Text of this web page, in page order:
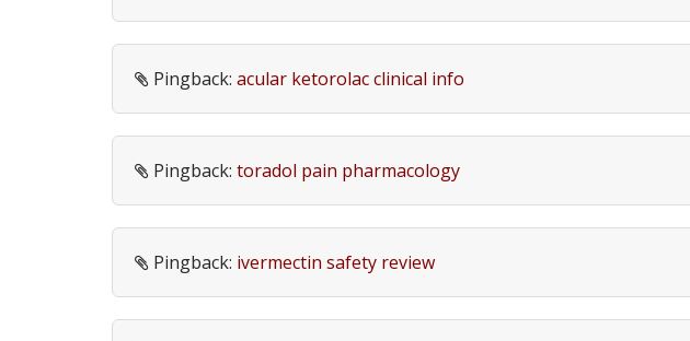
Pingback: acular ketorolac clinical info
Pingback: toradol pain pharmacology
Pingback: ivermectin safety review